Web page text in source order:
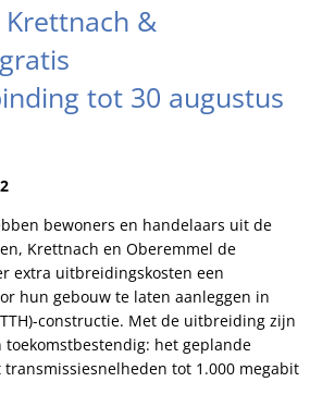
&
tot 30 augustus
bewoners en handelaars uit de
Krettnach en Oberemmel de
extra uitbreidingskosten een
hun gebouw te laten aanleggen in
constructie. Met de uitbreiding zijn
het geplande
tot 1.000 megabit